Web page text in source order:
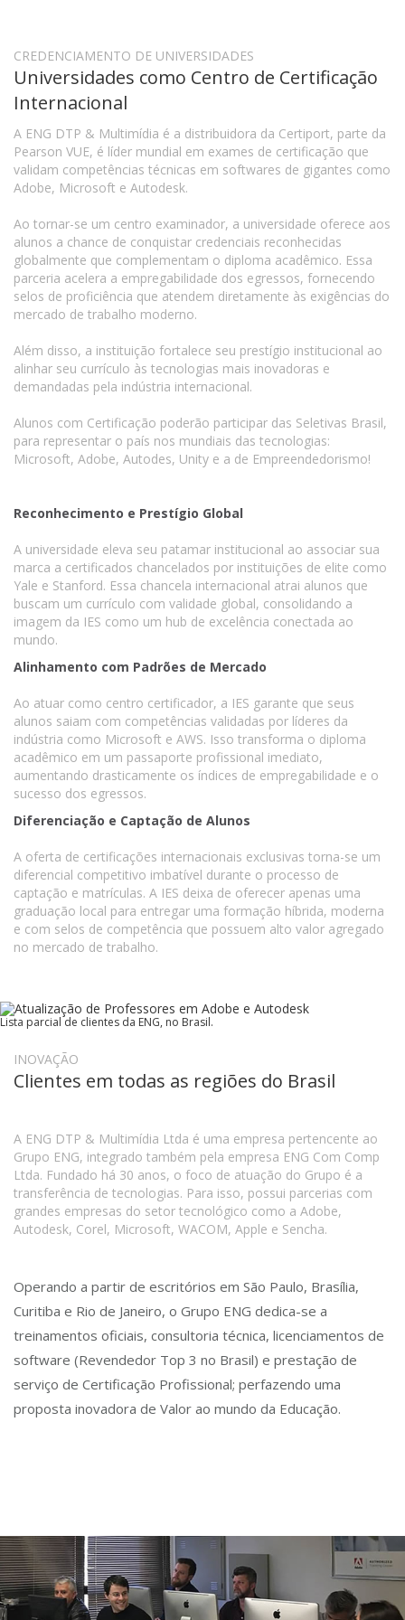
CREDENCIAMENTO DE UNIVERSIDADES
Universidades como Centro de Certificação
Internacional
A ENG DTP & Multimídia é a distribuidora da Certiport, parte da
Pearson VUE, é líder mundial em exames de certificação que
validam competências técnicas em softwares de gigantes como
Adobe, Microsoft e Autodesk.
Ao tornar-se um centro examinador, a universidade oferece aos
alunos a chance de conquistar credenciais reconhecidas
globalmente que complementam o diploma acadêmico. Essa
parceria acelera a empregabilidade dos egressos, fornecendo
selos de proficiência que atendem diretamente às exigências do
mercado de trabalho moderno.
Além disso, a instituição fortalece seu prestígio institucional ao
alinhar seu currículo às tecnologias mais inovadoras e
demandadas pela indústria internacional.
Alunos com Certificação poderão participar das Seletivas Brasil,
para representar o país nos mundiais das tecnologias:
Microsoft, Adobe, Autodes, Unity e a de Empreendedorismo!
Reconhecimento e Prestígio Global
A universidade eleva seu patamar institucional ao associar sua
marca a certificados chancelados por instituições de elite como
Yale e Stanford. Essa chancela internacional atrai alunos que
buscam um currículo com validade global, consolidando a
imagem da IES como um hub de excelência conectada ao
mundo.
Alinhamento com Padrões de Mercado
Ao atuar como centro certificador, a IES garante que seus
alunos saiam com competências validadas por líderes da
indústria como Microsoft e AWS. Isso transforma o diploma
acadêmico em um passaporte profissional imediato,
aumentando drasticamente os índices de empregabilidade e o
sucesso dos egressos.
Diferenciação e Captação de Alunos
A oferta de certificações internacionais exclusivas torna-se um
diferencial competitivo imbatível durante o processo de
captação e matrículas. A IES deixa de oferecer apenas uma
graduação local para entregar uma formação híbrida, moderna
e com selos de competência que possuem alto valor agregado
no mercado de trabalho.
Lista parcial de clientes da ENG, no Brasil.
INOVAÇÃO
Clientes em todas as regiões do Brasil
A ENG DTP & Multimídia Ltda é uma empresa pertencente ao
Grupo ENG, integrado também pela empresa ENG Com Comp
Ltda. Fundado há 30 anos, o foco de atuação do Grupo é a
transferência de tecnologias. Para isso, possui parcerias com
grandes empresas do setor tecnológico como a Adobe,
Autodesk, Corel, Microsoft, WACOM, Apple e Sencha.
Operando a partir de escritórios em São Paulo, Brasília,
Curitiba e Rio de Janeiro, o Grupo ENG dedica-se a
treinamentos oficiais, consultoria técnica, licenciamentos de
software (Revendedor Top 3 no Brasil) e prestação de
serviço de Certificação Profissional; perfazendo uma
proposta inovadora de Valor ao mundo da Educação.